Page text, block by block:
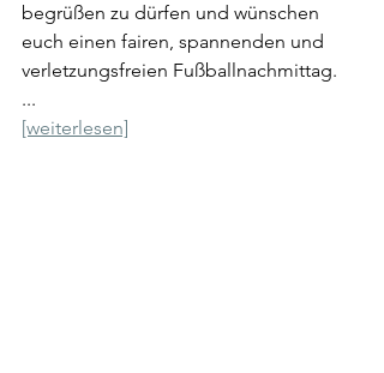
begrüßen zu dürfen und wünschen
euch einen fairen, spannenden und
verletzungsfreien Fußballnachmittag.
...
[weiterlesen]